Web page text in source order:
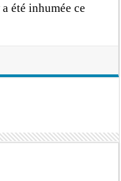
été inhumée ce